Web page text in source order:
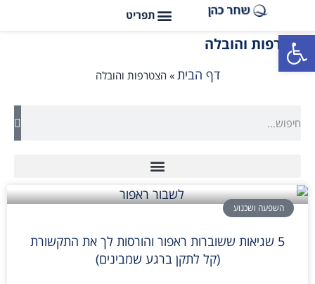
פתח סרגל נגישות
הצטרפות והובלה
דף הבית » הצטרפות והובלה
השפעה ושכנוע
5 שגיאות ששוברות ראפור והורסות לך את התקשורת
(קל לתקן ברגע שמבינים)